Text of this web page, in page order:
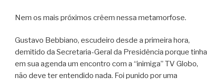
Nem os mais próximos crêem nessa metamorfose.
Gustavo Bebbiano, escudeiro desde a primeira hora,
demitido da Secretaria-Geral da Presidência porque tinha
em sua agenda um encontro com a “inimiga” TV Globo,
não deve ter entendido nada. Foi punido por uma